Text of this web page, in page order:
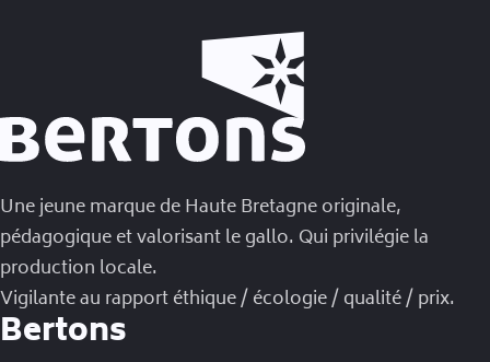
Une jeune marque de Haute Bretagne originale,
pédagogique et valorisant le gallo. Qui privilégie la
production locale.
Vigilante au rapport éthique / écologie / qualité / prix.
Bertons